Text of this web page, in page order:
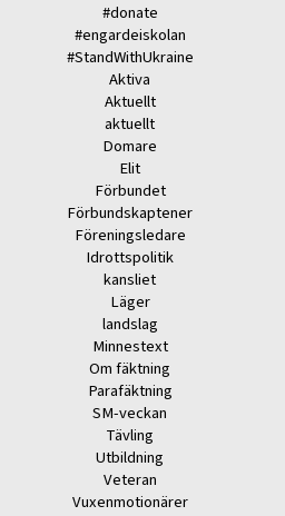
#donate
#engardeiskolan
#StandWithUkraine
Aktiva
Aktuellt
aktuellt
Domare
Elit
Förbundet
Förbundskaptener
Föreningsledare
Idrottspolitik
kansliet
Läger
landslag
Minnestext
Om fäktning
Parafäktning
SM-veckan
Tävling
Utbildning
Veteran
Vuxenmotionärer